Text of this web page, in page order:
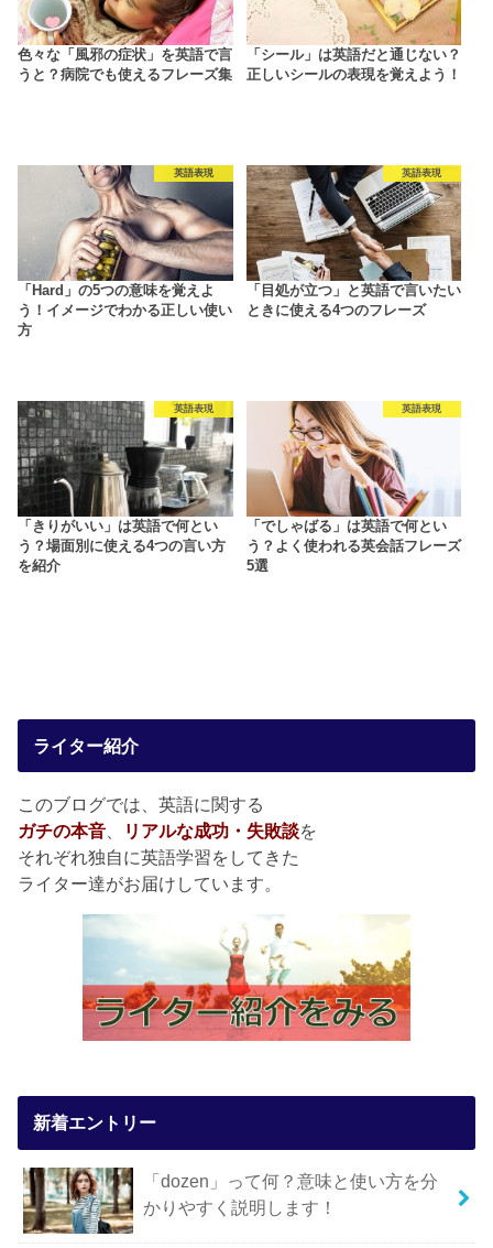
色々な「風邪の症状」を英語で言
うと？病院でも使えるフレーズ集
「シール」は英語だと通じない？
正しいシールの表現を覚えよう！
英語表現
「Hard」の5つの意味を覚えよ
う！イメージでわかる正しい使い
方
英語表現
「目処が立つ」と英語で言いたい
ときに使える4つのフレーズ
英語表現
「きりがいい」は英語で何とい
う？場面別に使える4つの言い方
を紹介
英語表現
「でしゃばる」は英語で何とい
う？よく使われる英会話フレーズ
5選
ライター紹介
このブログでは、英語に関する
ガチの本音
リアルな成功・失敗談を
それぞれ独自に英語学習をしてきた
ライター達がお届けしています。
新着エントリー
「dozen」って何？意味と使い方を分
かりやすく説明します！